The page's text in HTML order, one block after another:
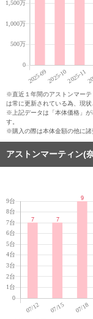
※直近１年間のアストンマーテ
は常に更新されている為、現
※上記データは「本体価格」が
す。
※購入の際は本体金額の他に諸
アストンマーティン(